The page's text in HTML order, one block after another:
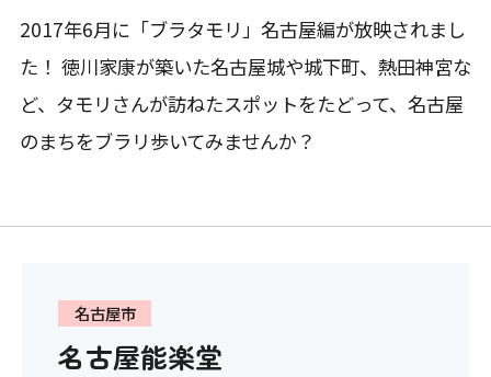
2017年6月に「ブラタモリ」名古屋編が放映されまし
た！ 徳川家康が築いた名古屋城や城下町、熱田神宮な
ど、タモリさんが訪ねたスポットをたどって、名古屋
のまちをブラリ歩いてみませんか？
名古屋市
名古屋能楽堂